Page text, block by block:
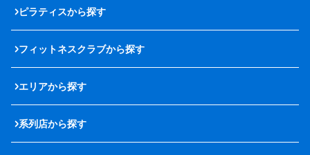
ピラティスから探す
フィットネスクラブから探す
エリアから探す
系列店から探す